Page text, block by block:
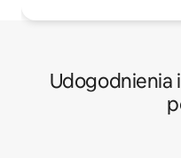
Udogodnienia